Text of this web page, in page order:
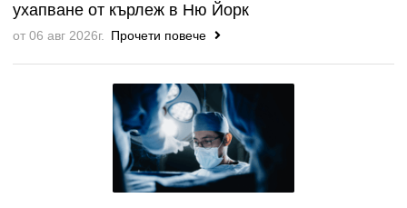
ухапване от кърлеж в Ню Йорк
от 06 авг 2026г. Прочети повече